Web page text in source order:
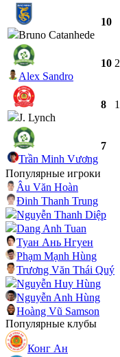
Bruno Catanhede
10
Alex Sandro
10 2
J. Lynch
8 1
Trần Minh Vương
7
Популярные игроки
Âu Văn Hoàn
Đinh Thanh Trung
Nguyễn Thanh Diệp
Dang Anh Tuan
Туан Ань Нгуен
Phạm Mạnh Hùng
Trương Văn Thái Quý
Nguyễn Huy Hùng
Nguyễn Anh Hùng
Hoàng Vũ Samson
Популярные клубы
Конг Ан